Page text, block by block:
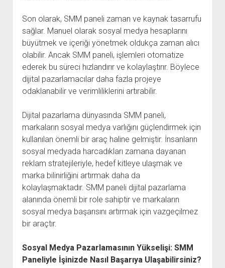
Son olarak, SMM paneli zaman ve kaynak tasarrufu
sağlar. Manuel olarak sosyal medya hesaplarını
büyütmek ve içeriği yönetmek oldukça zaman alıcı
olabilir. Ancak SMM paneli, işlemleri otomatize
ederek bu süreci hızlandırır ve kolaylaştırır. Böylece
dijital pazarlamacılar daha fazla projeye
odaklanabilir ve verimliliklerini artırabilir.
Dijital pazarlama dünyasında SMM paneli,
markaların sosyal medya varlığını güçlendirmek için
kullanılan önemli bir araç haline gelmiştir. İnsanların
sosyal medyada harcadıkları zamana dayanan
reklam stratejileriyle, hedef kitleye ulaşmak ve
marka bilinirliğini artırmak daha da
kolaylaşmaktadır. SMM paneli dijital pazarlama
alanında önemli bir role sahiptir ve markaların
sosyal medya başarısını artırmak için vazgeçilmez
bir araçtır.
Sosyal Medya Pazarlamasının Yükselişi: SMM
Paneliyle İşinizde Nasıl Başarıya Ulaşabilirsiniz?